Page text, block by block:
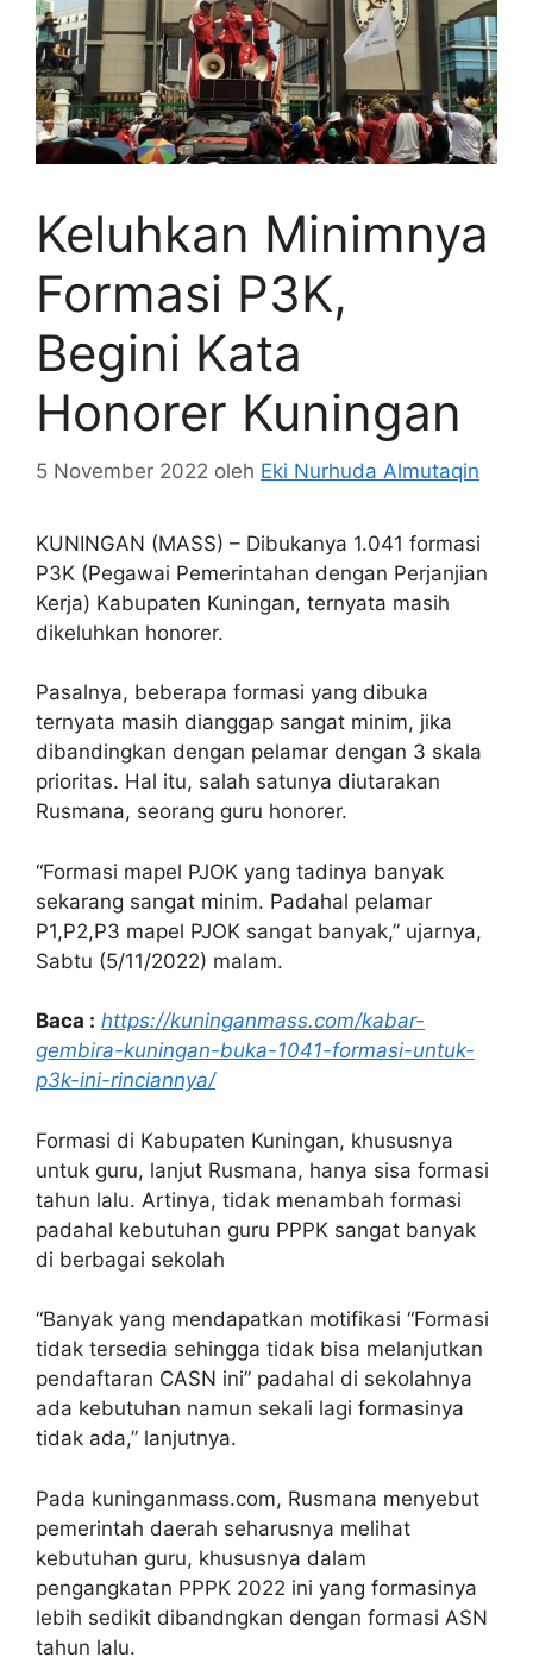
Keluhkan Minimnya
Formasi P3K,
Begini Kata
Honorer Kuningan
5 November 2022 oleh Eki Nurhuda Almutaqin
KUNINGAN (MASS) – Dibukanya 1.041 formasi
P3K (Pegawai Pemerintahan dengan Perjanjian
Kerja) Kabupaten Kuningan, ternyata masih
dikeluhkan honorer.
Pasalnya, beberapa formasi yang dibuka
ternyata masih dianggap sangat minim, jika
dibandingkan dengan pelamar dengan 3 skala
prioritas. Hal itu, salah satunya diutarakan
Rusmana, seorang guru honorer.
“Formasi mapel PJOK yang tadinya banyak
sekarang sangat minim. Padahal pelamar
P1,P2,P3 mapel PJOK sangat banyak,” ujarnya,
Sabtu (5/11/2022) malam.
Baca : https://kuninganmass.com/kabar-
gembira-kuningan-buka-1041-formasi-untuk-
p3k-ini-rinciannya/
Formasi di Kabupaten Kuningan, khususnya
untuk guru, lanjut Rusmana, hanya sisa formasi
tahun lalu. Artinya, tidak menambah formasi
padahal kebutuhan guru PPPK sangat banyak
di berbagai sekolah
“Banyak yang mendapatkan motifikasi “Formasi
tidak tersedia sehingga tidak bisa melanjutkan
pendaftaran CASN ini” padahal di sekolahnya
ada kebutuhan namun sekali lagi formasinya
tidak ada,” lanjutnya.
Pada kuninganmass.com, Rusmana menyebut
pemerintah daerah seharusnya melihat
kebutuhan guru, khususnya dalam
pengangkatan PPPK 2022 ini yang formasinya
lebih sedikit dibandngkan dengan formasi ASN
tahun lalu.